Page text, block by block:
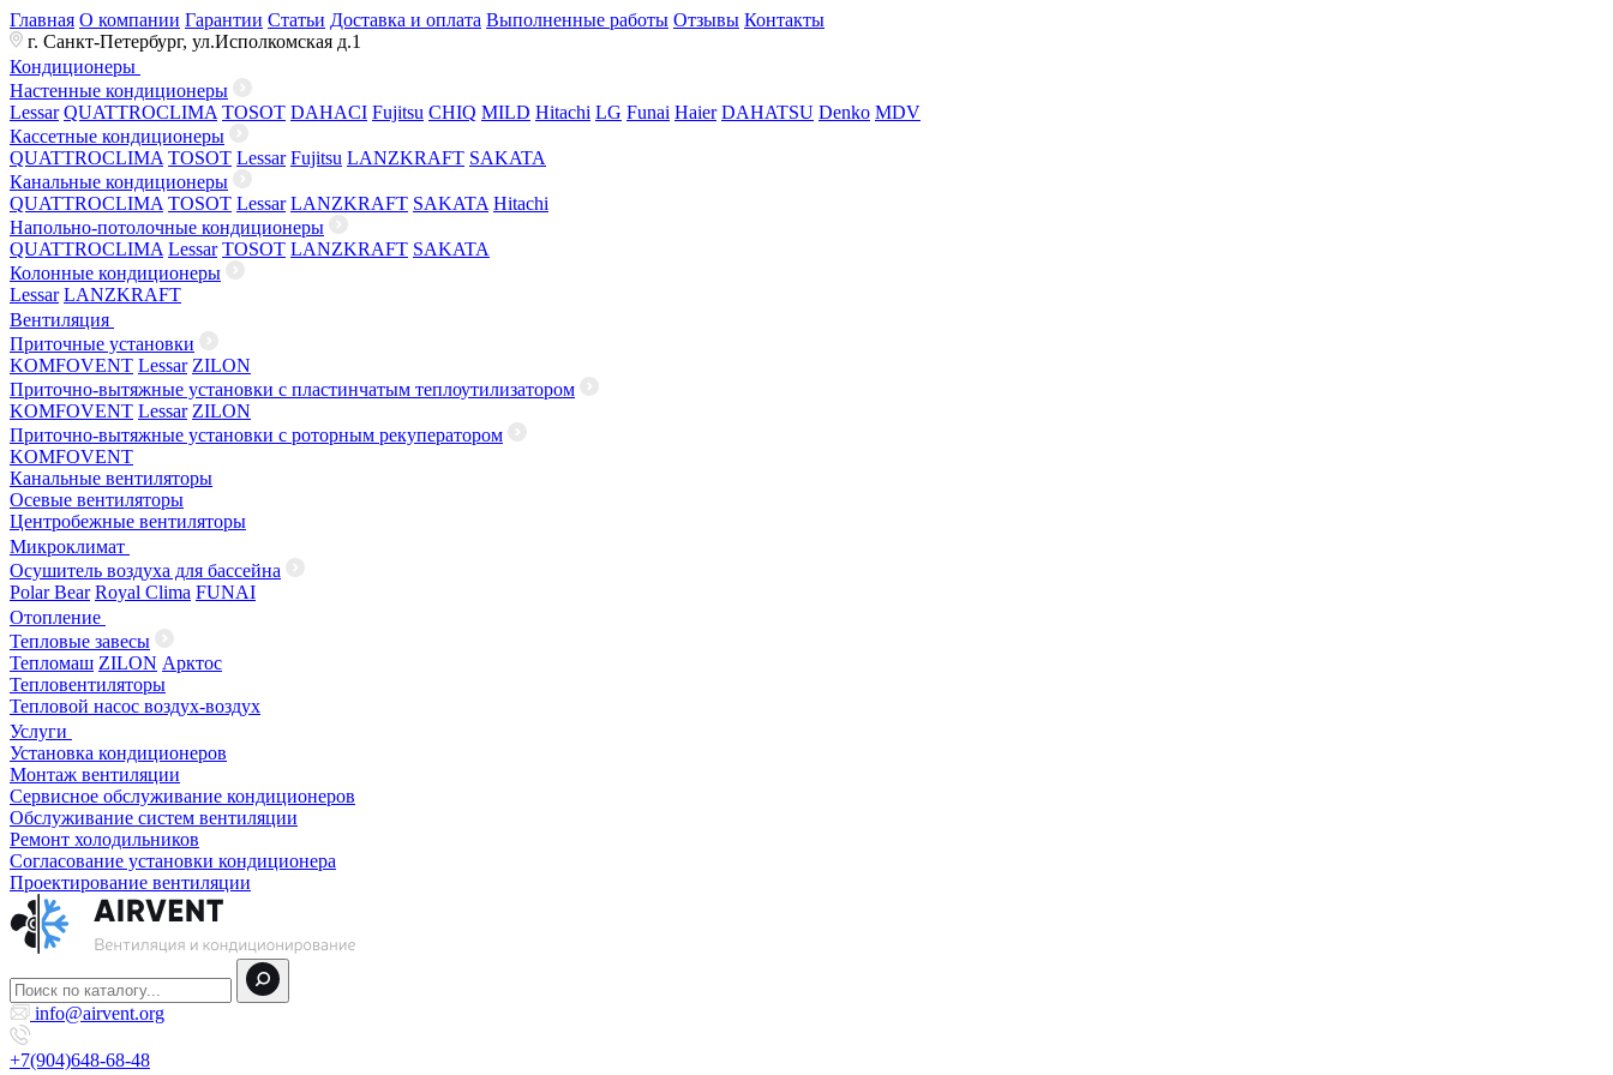
Главная О компании Гарантии Статьи Доставка и оплата Выполненные работы Отзывы Контакты
г. Санкт-Петербург, ул.Исполкомская д.1
Кондиционеры
Настенные кондиционеры
Lessar QUATTROCLIMA TOSOT DAHACI Fujitsu CHIQ MILD Hitachi LG Funai Haier DAHATSU Denko MDV
Кассетные кондиционеры
QUATTROCLIMA TOSOT Lessar Fujitsu LANZKRAFT SAKATA
Канальные кондиционеры
QUATTROCLIMA TOSOT Lessar LANZKRAFT SAKATA Hitachi
Напольно-потолочные кондиционеры
QUATTROCLIMA Lessar TOSOT LANZKRAFT SAKATA
Колонные кондиционеры
Lessar LANZKRAFT
Вентиляция
Приточные установки
KOMFOVENT Lessar ZILON
Приточно-вытяжные установки с пластинчатым теплоутилизатором
KOMFOVENT Lessar ZILON
Приточно-вытяжные установки с роторным рекуператором
KOMFOVENT
Канальные вентиляторы
Осевые вентиляторы
Центробежные вентиляторы
Микроклимат
Осушитель воздуха для бассейна
Polar Bear Royal Clima FUNAI
Отопление
Тепловые завесы
Тепломаш ZILON Арктос
Тепловентиляторы
Тепловой насос воздух-воздух
Услуги
Установка кондиционеров
Монтаж вентиляции
Сервисное обслуживание кондиционеров
Обслуживание систем вентиляции
Ремонт холодильников
Согласование установки кондиционера
Проектирование вентиляции
info@airvent.org
+7(904)648-68-48